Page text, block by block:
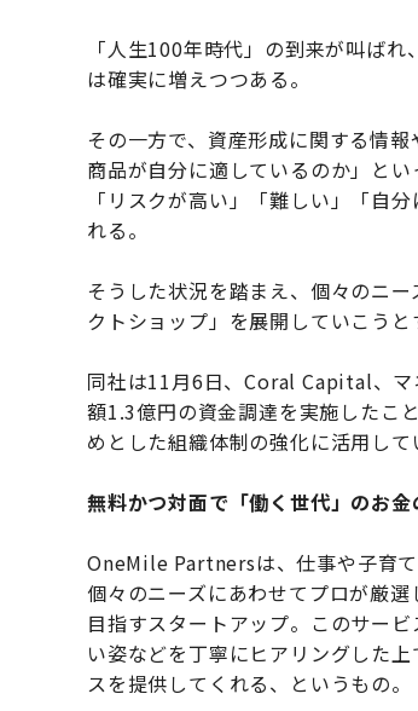
「人生100年時代」の到来が叫ば
は確実に増えつつある。
その一方で、資産形成に関する情
商品が自分に適しているのか」と
「リスクが高い」「難しい」「自
れる。
そうした状況を踏まえ、個々のニ
クトショップ」を展開していこうと
同社は11月6日、Coral Capital、マ
額1.3億円の資金調達を実施したこ
めとした組織体制の強化に活用して
無料かつ対面で「働く世代」のお金
OneMile Partnersは、仕事や子育
個々のニーズにあわせてプロが厳
目指すスタートアップ。このサー
い姿などを丁寧にヒアリングした
スを提供してくれる、というもの。